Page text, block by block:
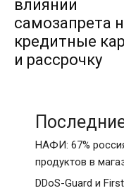
влиянии
самозапрета
кредитные
и рассрочку
НАФИ: 67%
продуктов в
DDoS-Guard и